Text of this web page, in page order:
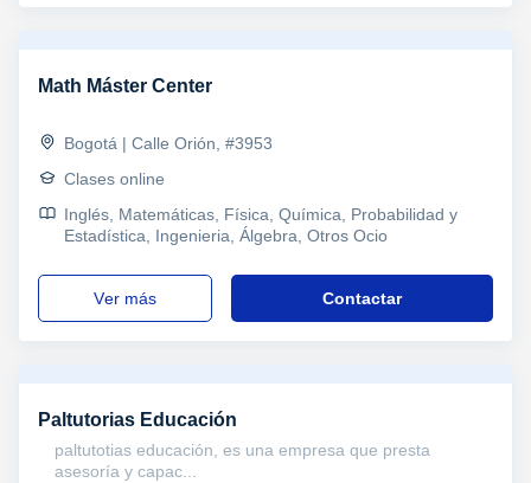
Math Máster Center
Bogotá | Calle Orión, #3953
Clases online
Inglés, Matemáticas, Física, Química, Probabilidad y
Estadística, Ingenieria, Álgebra, Otros Ocio
ver más Contactar
Paltutorias Educación
paltutotias educación, es una empresa que presta
asesoría y capac...